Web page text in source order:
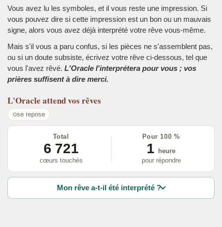
Vous avez lu les symboles, et il vous reste une impression. Si
vous pouvez dire si cette impression est un bon ou un mauvais
signe, alors vous avez déjà interprété votre rêve vous-même.
Mais s'il vous a paru confus, si les pièces ne s'assemblent pas,
ou si un doute subsiste, écrivez votre rêve ci-dessous, tel que
vous l'avez rêvé. L'Oracle l'interprétera pour vous ; vos
prières suffisent à dire merci.
L'Oracle attend vos rêves
se repose
Total
6 721
cœurs touchés
Pour 100 %
1
heure
pour répondre
Mon rêve a-t-il été interprété ?